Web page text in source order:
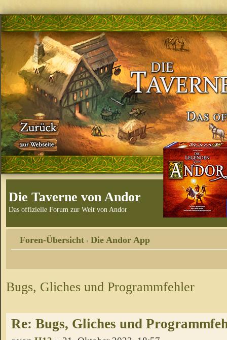
Die Taverne von Andor
Das offizielle Forum zur Welt von Andor
Foren-Übersicht ‹ Die Andor App
Bugs, Gliches und Programmfehler
Re: Bugs, Gliches und